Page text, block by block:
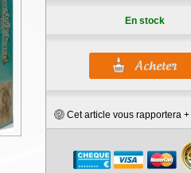
En stock
Cet article vous rapportera +